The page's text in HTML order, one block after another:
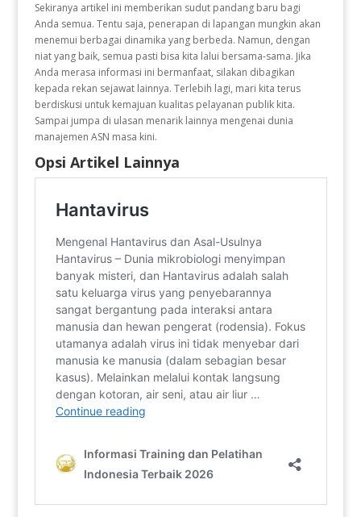
Sekiranya artikel ini memberikan sudut pandang baru bagi
Anda semua. Tentu saja, penerapan di lapangan mungkin akan
menemui berbagai dinamika yang berbeda. Namun, dengan
niat yang baik, semua pasti bisa kita lalui bersama-sama. Jika
Anda merasa informasi ini bermanfaat, silakan dibagikan
kepada rekan sejawat lainnya. Terlebih lagi, mari kita terus
berdiskusi untuk kemajuan kualitas pelayanan publik kita.
Sampai jumpa di ulasan menarik lainnya mengenai dunia
manajemen ASN masa kini.
Opsi Artikel Lainnya